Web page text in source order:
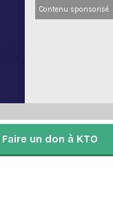
Contenu sponsorisé
Faire un don à KTO